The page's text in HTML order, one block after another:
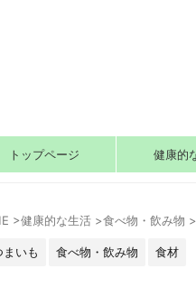
トップページ 健康的
>健康的な生活 >食べ物・飲み物 >
まいも 食べ物・飲み物 食材